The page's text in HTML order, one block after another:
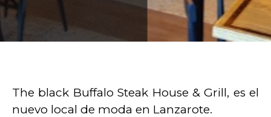
The black Buffalo Steak House & Grill, es el
nuevo local de moda en Lanzarote.